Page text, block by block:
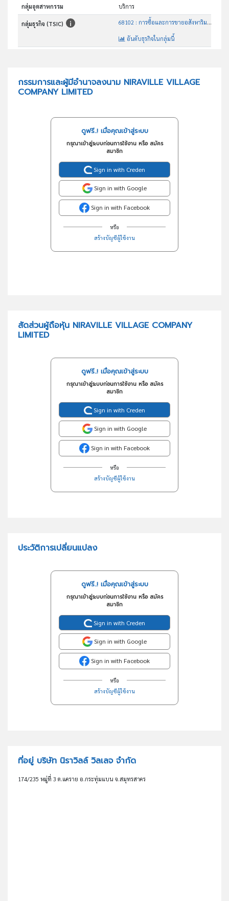
กลุ่มอุตสาหกรรม บริการ
กลุ่มธุรกิจ (TSIC) 68102 : การซื้อและการขายอสังหาริมทรัพย์ที่เป็นของตนเองที่ไม่ใช่ เพื่อเป็นที่พักอาศัย
อันดับธุรกิจในกลุ่มนี้
กรรมการและผู้มีอำนาจลงนาม NIRAVILLE VILLAGE
COMPANY LIMITED
ดูฟรี..! เมื่อคุณเข้าสู่ระบบ
กรุณาเข้าสู่ระบบก่อนการใช้งาน หรือ สมัคร
สมาชิก
Sign in with Creden
Sign in with Google
Sign in with Facebook
หรือ
สร้างบัญชีผู้ใช้งาน
สัดส่วนผู้ถือหุ้น NIRAVILLE VILLAGE COMPANY
LIMITED
ดูฟรี..! เมื่อคุณเข้าสู่ระบบ
กรุณาเข้าสู่ระบบก่อนการใช้งาน หรือ สมัคร
สมาชิก
Sign in with Creden
Sign in with Google
Sign in with Facebook
หรือ
สร้างบัญชีผู้ใช้งาน
ประวัติการเปลี่ยนแปลง
ดูฟรี..! เมื่อคุณเข้าสู่ระบบ
กรุณาเข้าสู่ระบบก่อนการใช้งาน หรือ สมัคร
สมาชิก
Sign in with Creden
Sign in with Google
Sign in with Facebook
หรือ
สร้างบัญชีผู้ใช้งาน
ที่อยู่ บริษัท นิราวิลล์ วิลเลจ จำกัด
174/235 หมู่ที่ 3 ต.แคราย อ.กระทุ่มแบน จ.สมุทรสาคร